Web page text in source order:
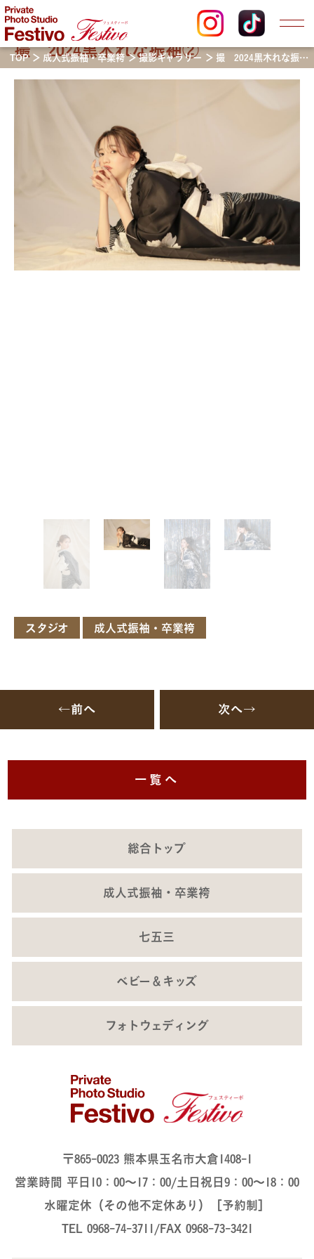
TOP 成人式振袖・卒業袴 撮影ギャラリー 撮 2024黒木れな振袖②
撮 2024黒木れな振袖②
スタジオ 成人式振袖・卒業袴
←前へ 次へ→
一覧へ
総合トップ
成人式振袖・卒業袴
七五三
ベビー＆キッズ
フォトウェディング
〒865-0023 熊本県玉名市大倉1408-1
営業時間 平日10：00～17：00/土日祝日9：00～18：00
水曜定休（その他不定休あり）［予約制］
TEL 0968-74-3711/FAX 0968-73-3421